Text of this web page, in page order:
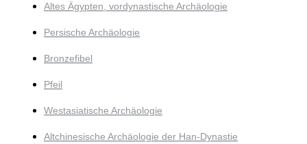
Altes Ägypten, vordynastische Archäologie
Persische Archäologie
Bronzefibel
Pfeil
Westasiatische Archäologie
Altchinesische Archäologie der Han-Dynastie